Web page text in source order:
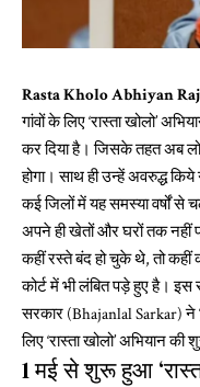
Rasta Kholo Abhiyan
गांवों के लिए ‘रास्ता खोलो’
कर दिया है। जिसके तहत अब
होगा। साथ ही उन्हें अवरुद्ध
कई जिलों में यह समस्या वर्षों से
अपने ही खेतों और घरों तक नहीं
कहीं रस्ते बंद हो चुके थे, तो कहीं
कोर्ट में भी लंबित पड़े हुए है।
सरकार (Bhajanlal Sarkar) ने
लिए ‘रास्ता खोलो’ अभियान
1 मई से शुरू हुआ